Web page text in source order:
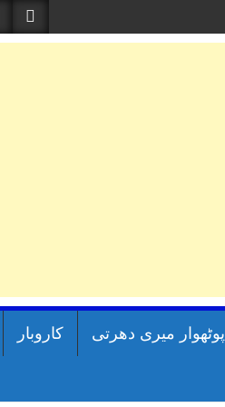
پوٹھوار میری دھرتی کاروبار